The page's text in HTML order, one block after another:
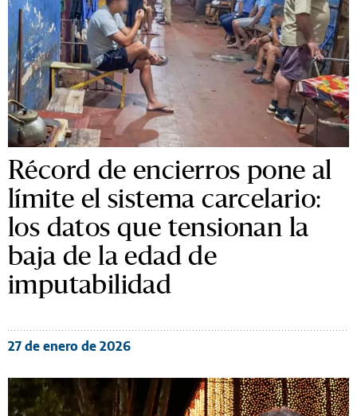
Récord de encierros pone al
límite el sistema carcelario:
los datos que tensionan la
baja de la edad de
imputabilidad
27 de enero de 2026